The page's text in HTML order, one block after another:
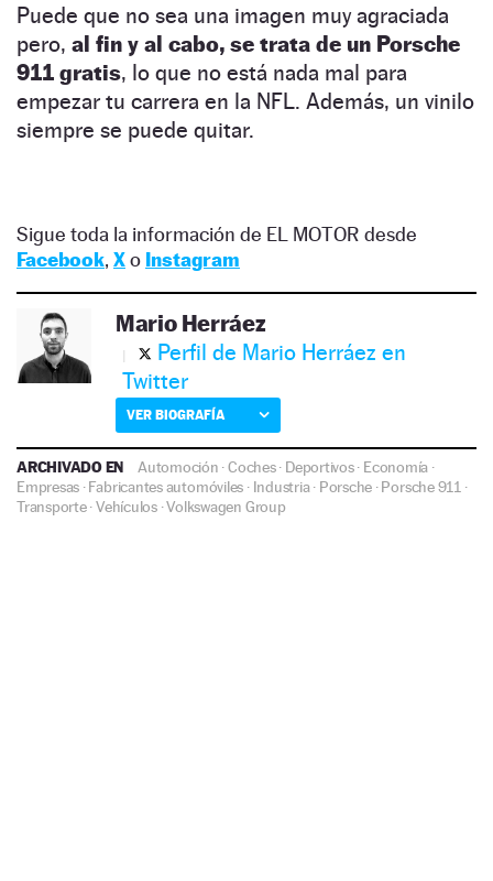
Puede que no sea una imagen muy agraciada
pero, al fin y al cabo, se trata de un Porsche
911 gratis, lo que no está nada mal para
empezar tu carrera en la NFL. Además, un vinilo
siempre se puede quitar.
Sigue toda la información de EL MOTOR desde
Facebook, Xo Instagram
Mario Herráez
Perfil de Mario Herráez en
Twitter
VER BIOGRAFÍA
ARCHIVADO EN Automoción ·Coches· Deportivos· Economía ·
Empresas ·Fabricantes automóviles · Industria· Porsche ·Porsche 911 ·
Transporte·Vehículos·Volkswagen Group